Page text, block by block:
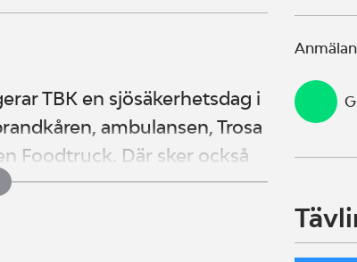
TBK en sjösäkerhetsdag i
ambulansen, Trosa
Foodtruck. Där sker också
ligger gratis i hamnen